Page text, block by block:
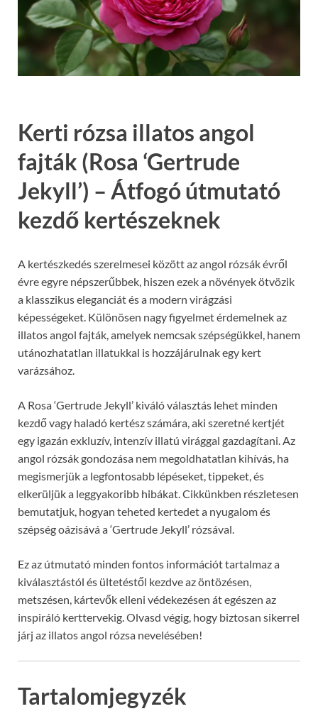
Kerti rózsa illatos angol
fajták (Rosa ‘Gertrude
Jekyll’) – Átfogó útmutató
kezdő kertészeknek
A kertészkedés szerelmesei között az angol rózsák évről
évre egyre népszerűbbek, hiszen ezek a növények ötvözik
a klasszikus eleganciát és a modern virágzási
képességeket. Különösen nagy figyelmet érdemelnek az
illatos angol fajták, amelyek nemcsak szépségükkel, hanem
utánozhatatlan illatukkal is hozzájárulnak egy kert
varázsához.
A Rosa ‘Gertrude Jekyll’ kiváló választás lehet minden
kezdő vagy haladó kertész számára, aki szeretné kertjét
egy igazán exkluzív, intenzív illatú virággal gazdagítani. Az
angol rózsák gondozása nem megoldhatatlan kihívás, ha
megismerjük a legfontosabb lépéseket, tippeket, és
elkerüljük a leggyakoribb hibákat. Cikkünkben részletesen
bemutatjuk, hogyan teheted kertedet a nyugalom és
szépség oázisává a ‘Gertrude Jekyll’ rózsával.
Ez az útmutató minden fontos információt tartalmaz a
kiválasztástól és ültetéstől kezdve az öntözésen,
metszésen, kártevők elleni védekezésen át egészen az
inspiráló kerttervekig. Olvasd végig, hogy biztosan sikerrel
járj az illatos angol rózsa nevelésében!
Tartalomjegyzék